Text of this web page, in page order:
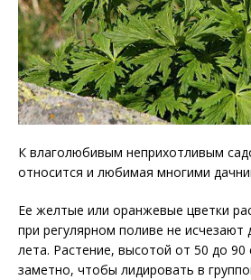
К влаголюбивым неприхотливым
относится и любимая многими
Ее желтые или оранжевые цветки
при регулярном поливе не
лета. Растение, высотой от 50 до 90
заметно, чтобы лидировать в